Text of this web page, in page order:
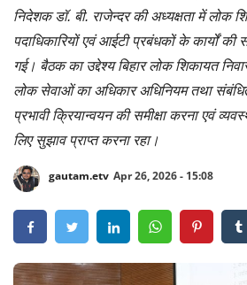
State
Politics
Crime
Entertainment
Business
निदेशक डॉ. बी. राजेन्दर की अध्यक्षता में लोक
पदाधिकारियों एवं आईटी प्रबंधकों के कार्यों की
गई। बैठक का उद्देश्य बिहार लोक शिकायत
लोक सेवाओं का अधिकार अधिनियम तथा
प्रभावी क्रियान्वयन की समीक्षा करना एवं
लिए सुझाव प्राप्त करना रहा।
gautam.etv Apr 26, 2026 - 15:08